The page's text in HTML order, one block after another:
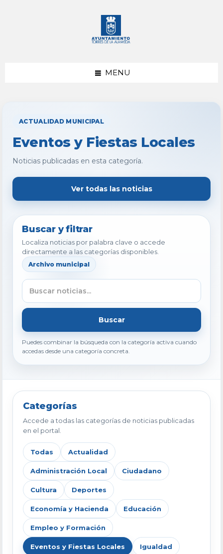
MENU
ACTUALIDAD MUNICIPAL
Eventos y Fiestas Locales
Noticias publicadas en esta categoría.
Ver todas las noticias
Buscar y filtrar
Localiza noticias por palabra clave o accede
directamente a las categorías disponibles.
Archivo municipal
Buscar
Puedes combinar la búsqueda con la categoría activa cuando
accedas desde una categoría concreta.
Categorías
Accede a todas las categorías de noticias publicadas
en el portal.
Todas Actualidad
Administración Local Ciudadano
Cultura Deportes
Economía y Hacienda Educación
Empleo y Formación
Eventos y Fiestas Locales Igualdad